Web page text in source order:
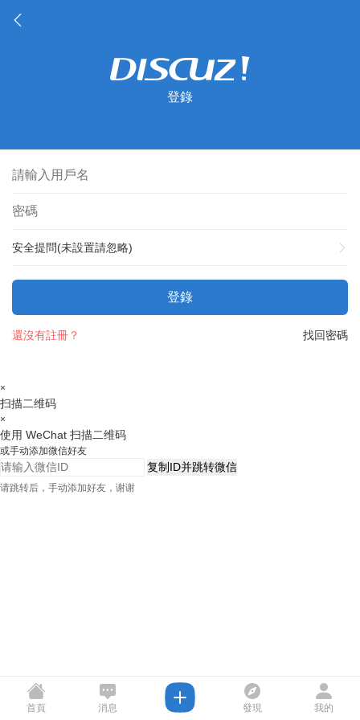
登錄
安全提問(未設置請忽略)
登錄
找回密碼
還沒有註冊？
×
扫描二维码
×
使用 WeChat 扫描二维码
或手动添加微信好友
复制ID并跳转微信
请跳转后，手动添加好友，谢谢
首頁 消息 發現 我的